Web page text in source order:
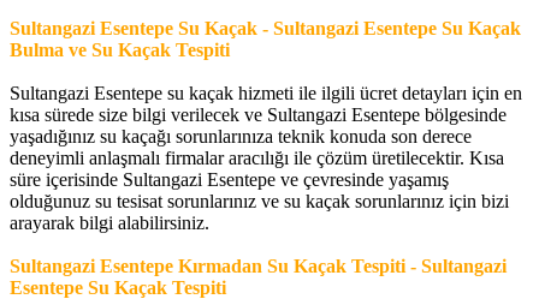
Sultangazi Esentepe Su Kaçak - Sultangazi Esentepe Su Kaçak
Bulma ve Su Kaçak Tespiti
Sultangazi Esentepe su kaçak hizmeti ile ilgili ücret detayları için en
kısa sürede size bilgi verilecek ve Sultangazi Esentepe bölgesinde
yaşadığınız su kaçağı sorunlarınıza teknik konuda son derece
deneyimli anlaşmalı firmalar aracılığı ile çözüm üretilecektir. Kısa
süre içerisinde Sultangazi Esentepe ve çevresinde yaşamış
olduğunuz su tesisat sorunlarınız ve su kaçak sorunlarınız için bizi
arayarak bilgi alabilirsiniz.
Sultangazi Esentepe Kırmadan Su Kaçak Tespiti - Sultangazi
Esentepe Su Kaçak Tespiti